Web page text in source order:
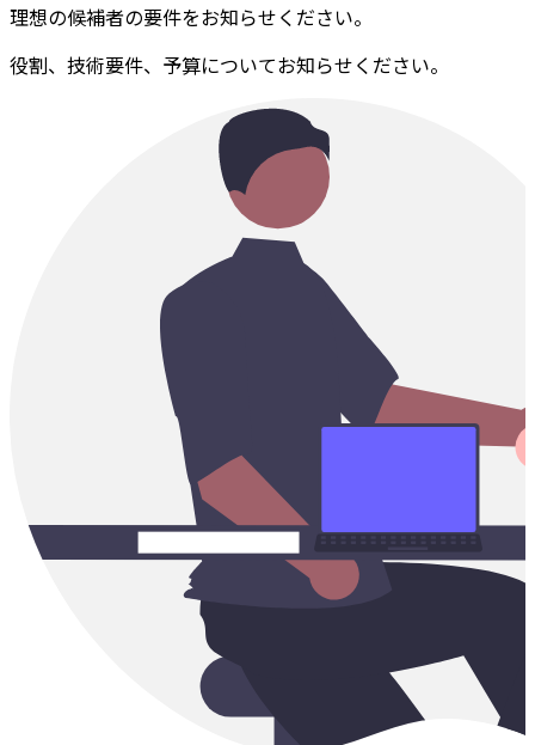
理想の候補者の要件をお知らせください。
役割、技術要件、予算についてお知らせください。